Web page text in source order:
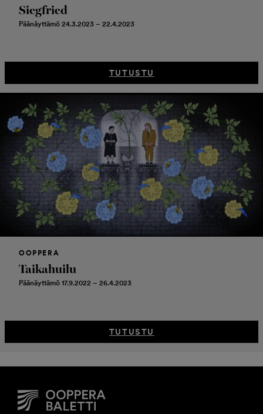
Siegfried
Päänäyttämö 24.3.2023 – 22.4.2023
TUTUSTU
OOPPERA
Taikahuilu
Päänäyttämö 17.9.2022 – 26.4.2023
TUTUSTU